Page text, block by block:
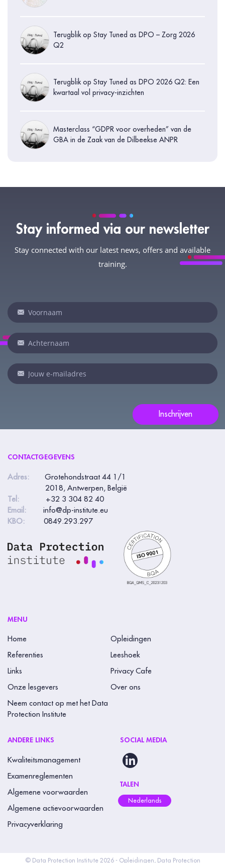
Terugblik op Stay Tuned as DPO – Zorg 2026
Q2
Terugblik op Stay Tuned as DPO 2026 Q2: Een
kwartaal vol privacy-inzichten
Masterclass “GDPR voor overheden” van de
GBA in de Zaak van de Dilbeekse ANPR
Stay informed via our newsletter
Stay connected with our latest news, offers and available
training.
Newsletter
Inschrijven
Indien
je
een
mens
bent,
laat
CONTACTGEGEVENS
Adres:
Grotehondstraat 44 1/1
2018, Antwerpen, België
Tel:
+32 3 304 82 40
Email:
info@dp-institute.eu
KBO:
0849.293.297
MENU
Home Opleidingen
Referenties Leeshoek
Links Privacy Cafe
Onze lesgevers Over ons
Neem contact op met het Data
Protection Institute
ANDERE LINKS
Kwaliteitsmanagement
Examenreglementen
Algemene voorwaarden
Algemene actievoorwaarden
Privacyverklaring
SOCIAL MEDIA
TALEN
Nederlands
© Data Protection Institute 2026 - Opleidingen, Data Protection